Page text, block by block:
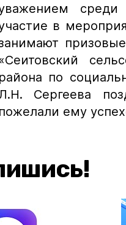
среди
в
района по
Сергеева
пожелали ему